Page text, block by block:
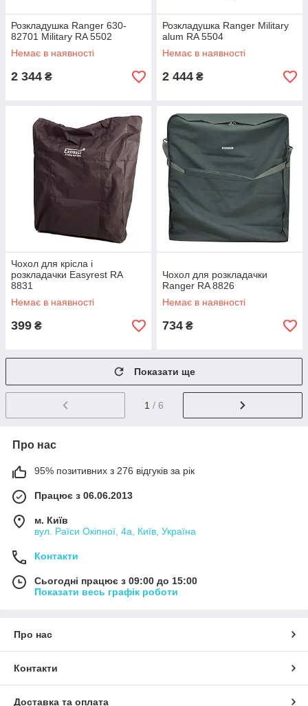
Розкладушка Ranger 630-
82701 Military RA 5502
Немає в наявності
2 344 ₴
Розкладушка Ranger Military
alum RA 5504
Немає в наявності
2 444 ₴
Чохол для крісла і
розкладачки Easyrest RA
8831
Немає в наявності
399 ₴
Чохол для розкладачки
Ranger RA 8826
Немає в наявності
734 ₴
Показати ще
1 / 6
Про нас
95% позитивних з 276 відгуків за рік
Працює з 06.06.2013
м. Київ
вул. Раїси Окіпної, 4а, Київ, Україна
Контакти
Сьогодні працює з 09:00 до 15:00
Показати весь графік роботи
Про нас
Контакти
Доставка та оплата